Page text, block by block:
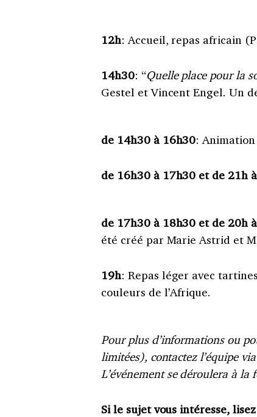
12h: Accueil, repas africain
14h30: “Quelle place pour la
Gestel et Vincent Engel. Un
de 14h30 à 16h30:
de 16h30 à 17h30 et de 21h
de 17h30 à 18h30 et de 20h
été créé par Marie Astrid et
19h: Repas léger avec
couleurs de l’Afrique.
Pour plus d’informations ou
limitées), contactez l’équipe
L’événement se déroulera à
Si le sujet vous intéresse, lisez